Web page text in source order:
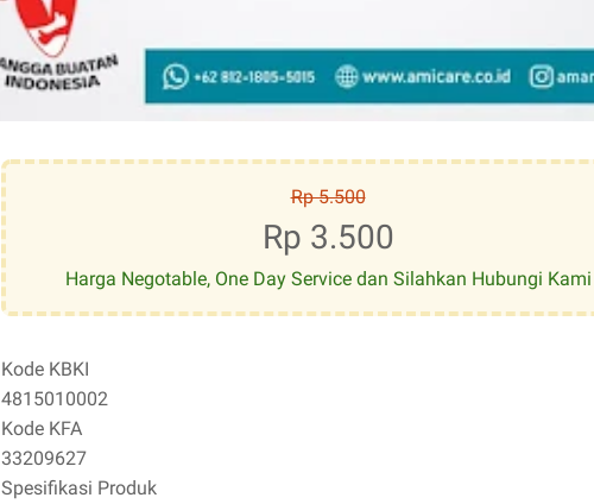
Rp 5.500
Rp 3.500
Harga Negotable, One Day Service dan Silahkan Hubungi Kami
Kode KBKI
4815010002
Kode KFA
33209627
Spesifikasi Produk